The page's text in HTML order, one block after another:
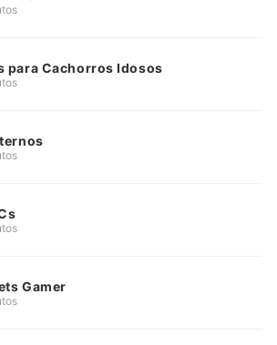
para Cachorros Idosos
Gamer